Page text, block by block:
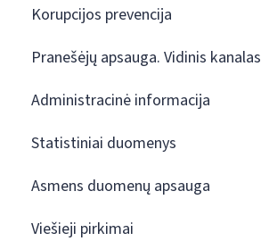
Korupcijos prevencija
Pranešėjų apsauga. Vidinis kanalas
Administracinė informacija
Statistiniai duomenys
Asmens duomenų apsauga
Viešieji pirkimai